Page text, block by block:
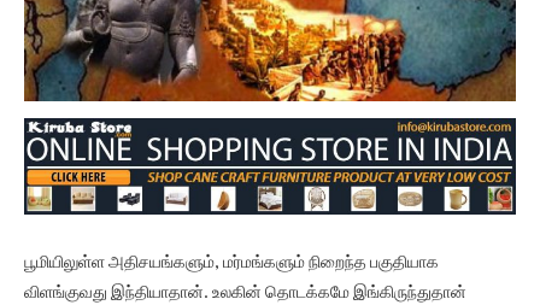
பூமியிலுள்ள அதிசயங்களும், மர்மங்களும் நிறைந்த பகுதியாக
விளங்குவது இந்தியாதான். உலகின் தொடக்கமே இங்கிருந்துதான்